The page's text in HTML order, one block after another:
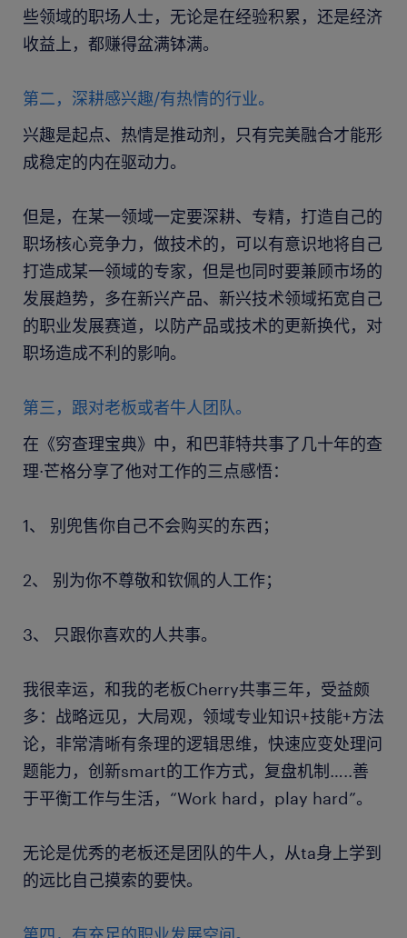
些领域的职场人士，无论是在经验积累，还是经济
收益上，都赚得盆满钵满。
第二，深耕感兴趣/有热情的行业。
兴趣是起点、热情是推动剂，只有完美融合才能形
成稳定的内在驱动力。
但是，在某一领域一定要深耕、专精，打造自己的
职场核心竞争力，做技术的，可以有意识地将自己
打造成某一领域的专家，但是也同时要兼顾市场的
发展趋势，多在新兴产品、新兴技术领域拓宽自己
的职业发展赛道，以防产品或技术的更新换代，对
职场造成不利的影响。
第三，跟对老板或者牛人团队。
在《穷查理宝典》中，和巴菲特共事了几十年的查
理·芒格分享了他对工作的三点感悟：
1、 别兜售你自己不会购买的东西；
2、 别为你不尊敬和钦佩的人工作；
3、 只跟你喜欢的人共事。
我很幸运，和我的老板Cherry共事三年，受益颇
多：战略远见，大局观，领域专业知识+技能+方法
论，非常清晰有条理的逻辑思维，快速应变处理问
题能力，创新smart的工作方式，复盘机制…..善
于平衡工作与生活，“Work hard，play hard”。
无论是优秀的老板还是团队的牛人，从ta身上学到
的远比自己摸索的要快。